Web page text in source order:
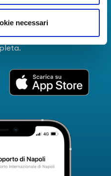
necessari
sui voli, tutti i servizi e i
la tua esperienza
più coinvolgente e